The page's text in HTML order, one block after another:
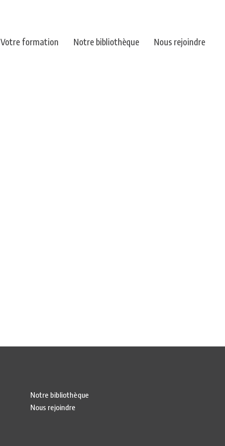
Votre formation Notre bibliothèque Nous rejoindre
Notre bibliothèque
Nous rejoindre